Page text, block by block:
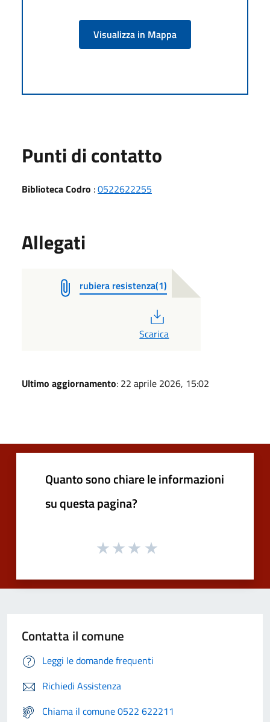
Visualizza in Mappa
Punti di contatto
Biblioteca Codro :0522622255
Allegati
rubiera resistenza(1)
Scarica
Ultimo aggiornamento: 22 aprile 2026, 15:02
Quanto sono chiare le informazioni
su questa pagina?
Contatta il comune
Leggi le domande frequenti
Richiedi Assistenza
Chiama il comune 0522 622211